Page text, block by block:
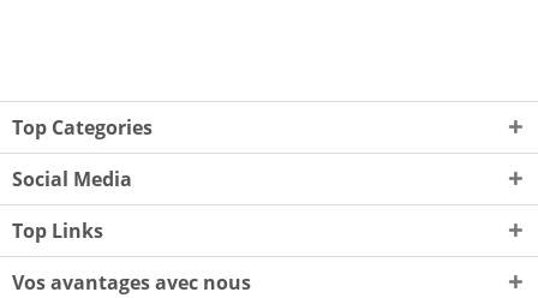
Top Categories
Social Media
Top Links
Vos avantages avec nous